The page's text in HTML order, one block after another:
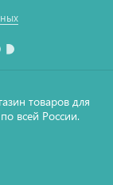
товаров для
всей России.